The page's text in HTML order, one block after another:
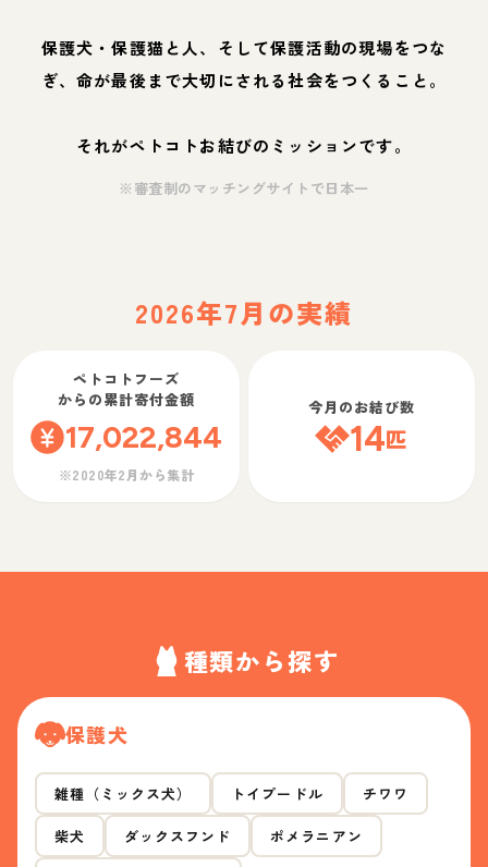
保護犬・保護猫と人、そして保護活動の現場をつな
ぎ、命が最後まで大切にされる社会をつくること。
それがペトコトお結びのミッションです。
※審査制のマッチングサイトで日本一
2026年7月の実績
ペトコトフーズ
からの累計寄付金額
17,022,844
※2020年2月から集計
今月のお結び数
14匹
種類から探す
保護犬
雑種（ミックス犬） トイプードル チワワ
柴犬 ダックスフンド ポメラニアン